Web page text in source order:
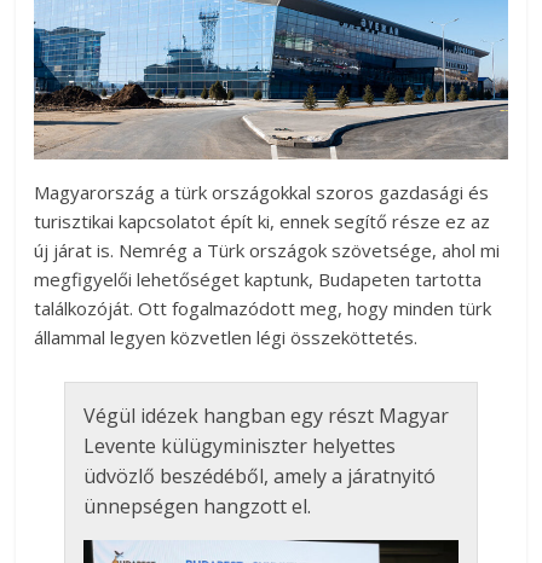
Magyarország a türk országokkal szoros gazdasági és
turisztikai kapcsolatot épít ki, ennek segítő része ez az
új járat is. Nemrég a Türk országok szövetsége, ahol mi
megfigyelői lehetőséget kaptunk, Budapeten tartotta
találkozóját. Ott fogalmazódott meg, hogy minden türk
állammal legyen közvetlen légi összeköttetés.
Végül idézek hangban egy részt Magyar
Levente külügyminiszter helyettes
üdvözlő beszédéből, amely a járatnyitó
ünnepségen hangzott el.